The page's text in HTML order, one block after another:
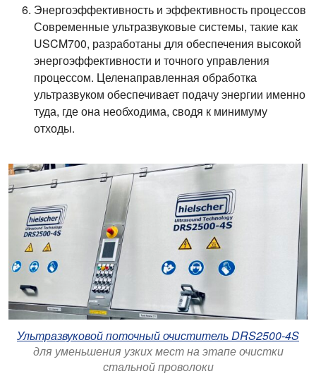
Энергоэффективность и эффективность процессов
Современные ультразвуковые системы, такие как
USCM700, разработаны для обеспечения высокой
энергоэффективности и точного управления
процессом. Целенаправленная обработка
ультразвуком обеспечивает подачу энергии именно
туда, где она необходима, сводя к минимуму
отходы.
Ультразвуковой поточный очиститель DRS2500-4S
для уменьшения узких мест на этапе очистки
стальной проволоки